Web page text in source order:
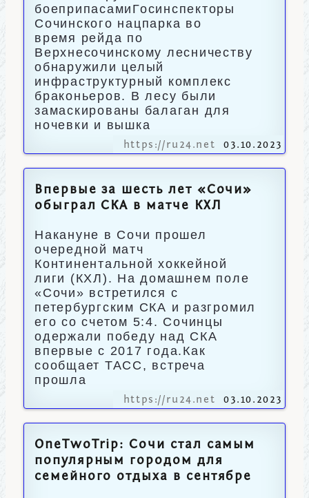
боеприпасамиГосинспекторы
Сочинского нацпарка во
время рейда по
Верхнесочинскому лесничеству
обнаружили целый
инфраструктурный комплекс
браконьеров. В лесу были
замаскированы балаган для
ночевки и вышка
https://ru24.net 03.10.2023
Впервые за шесть лет «Сочи»
обыграл СКА в матче КХЛ
Накануне в Сочи прошел
очередной матч
Континентальной хоккейной
лиги (КХЛ). На домашнем поле
«Сочи» встретился с
петербургским СКА и разгромил
его со счетом 5:4. Сочинцы
одержали победу над СКА
впервые с 2017 года.Как
сообщает ТАСС, встреча
прошла
https://ru24.net 03.10.2023
OneTwoTrip: Сочи стал самым
популярным городом для
семейного отдыха в сентябре